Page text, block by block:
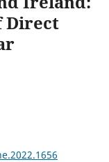
Direct